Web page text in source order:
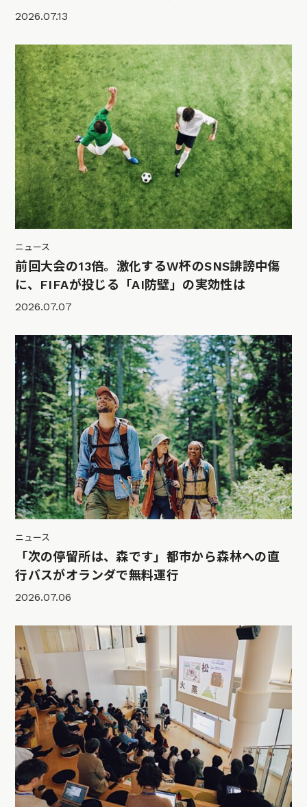
2026.07.13
ニュース
前回大会の13倍。激化するW杯のSNS誹謗中傷
に、FIFAが投じる「AI防壁」の実効性は
2026.07.07
ニュース
「次の停留所は、森です」都市から森林への直
行バスがオランダで無料運行
2026.07.06